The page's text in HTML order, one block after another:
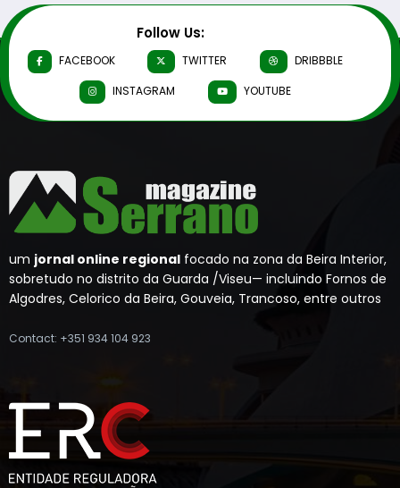
Follow Us:
FACEBOOK TWITTER
DRIBBBLE
INSTAGRAM
YOUTUBE
um jornal online regional focado na zona da Beira Interior,
sobretudo no distrito da Guarda /Viseu— incluindo Fornos de
Algodres, Celorico da Beira, Gouveia, Trancoso, entre outros
Contact: +351 934 104 923